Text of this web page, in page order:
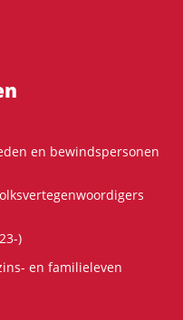
en bewindspersonen
)
en familieleven